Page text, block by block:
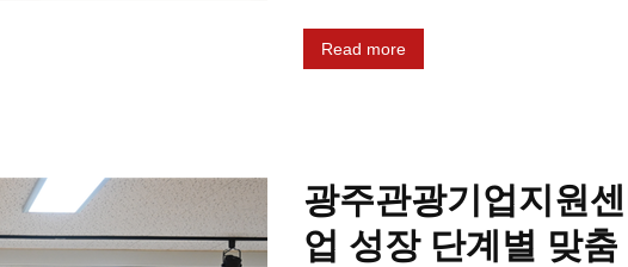
Read more
광주관광기업지원
업 성장 단계별 맞춤